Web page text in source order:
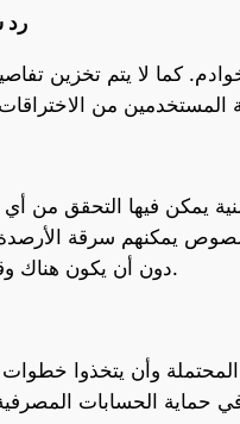
رد
كما لا يتم تخزين
يمكن فيها التحقق من
يمكنهم سرقة
دون أن يكون هناك وقت كافٍ للتدخل.
وأن يتخذوا
حماية الحسابات